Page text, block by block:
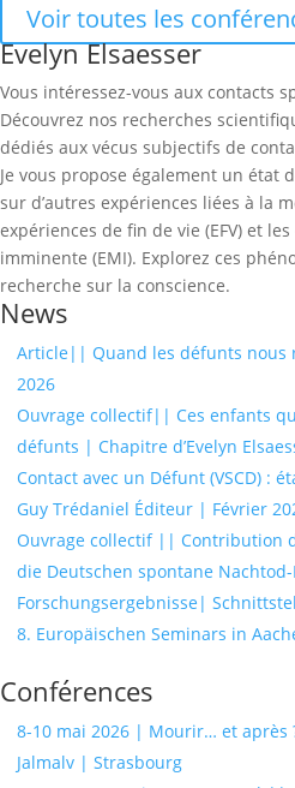
Voir toutes les
Evelyn Elsaesser
Vous intéressez-vous aux contacts
Découvrez nos recherches
dédiés aux vécus subjectifs de
Je vous propose également un état
sur d’autres expériences liées à la
expériences de fin de vie (EFV) et
imminente (EMI). Explorez ces
recherche sur la conscience.
News
Article|| Quand les défunts
2026
Ouvrage collectif|| Ces enfants
défunts | Chapitre d’Evelyn
Contact avec un Défunt (VSCD) :
Guy Trédaniel Éditeur | Février
Ouvrage collectif || Contribution
die Deutschen spontane
Forschungsergebnisse|
8. Europäischen Seminars in
Conférences
8-10 mai 2026 | Mourir… et après
Jalmalv | Strasbourg